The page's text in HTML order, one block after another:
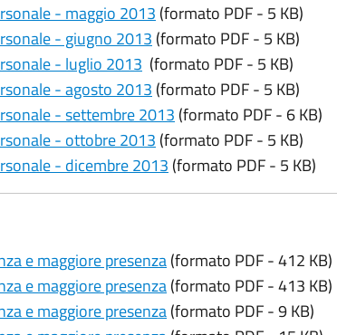
- maggio 2013(formato PDF - 5 KB)
- giugno 2013(formato PDF - 5 KB)
- luglio 2013 (formato PDF - 5 KB)
- agosto 2013(formato PDF - 5 KB)
- settembre 2013(formato PDF - 6 KB)
- ottobre 2013(formato PDF - 5 KB)
- dicembre 2013(formato PDF - 5 KB)
e maggiore presenza(formato PDF - 412 KB)
e maggiore presenza(formato PDF - 413 KB)
e maggiore presenza(formato PDF - 9 KB)